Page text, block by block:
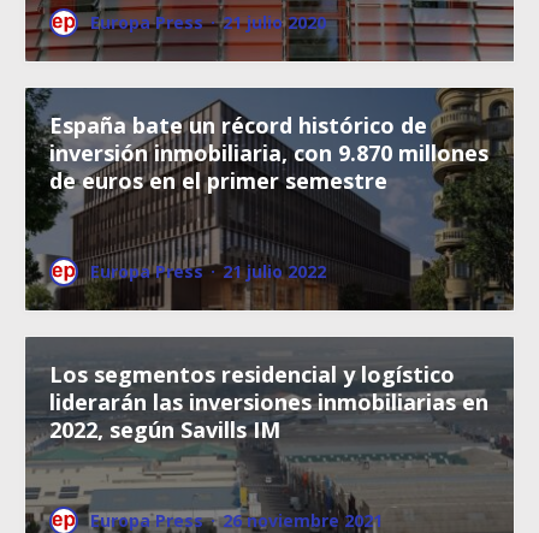
Europa Press · 21 julio 2020
España bate un récord histórico de
inversión inmobiliaria, con 9.870 millones
de euros en el primer semestre
Europa Press · 21 julio 2022
Los segmentos residencial y logístico
liderarán las inversiones inmobiliarias en
2022, según Savills IM
Europa Press · 26 noviembre 2021